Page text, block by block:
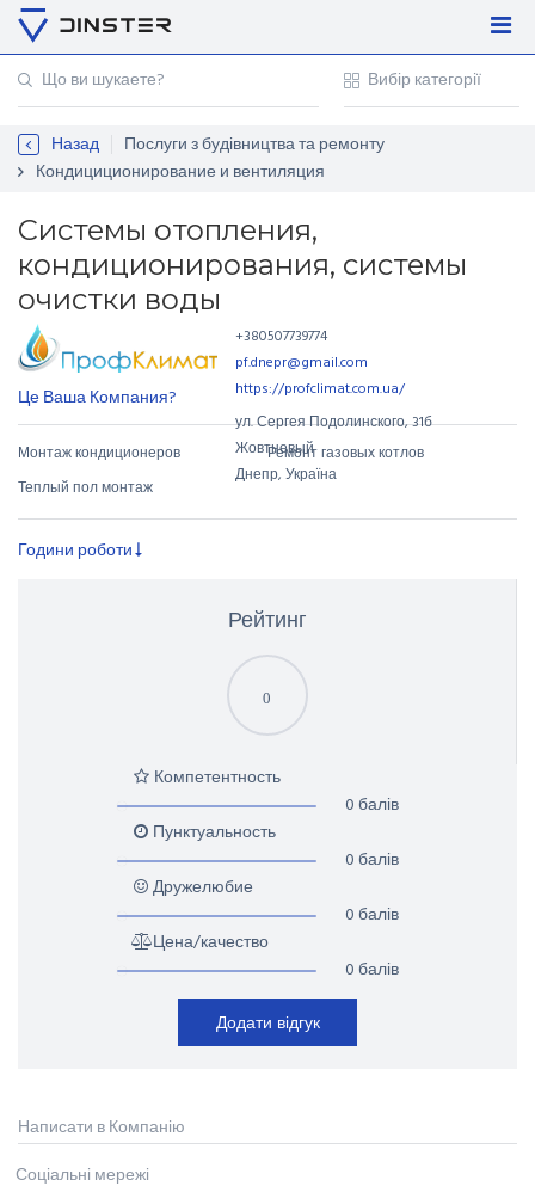
Регістрація
Контакти
Назад
Послуги з будівництва та ремонту
Кондициционирование и вентиляция
Системы отопления,
кондиционирования, системы
очистки воды
Це Ваша Компания?
Монтаж кондиционеров
Ремонт газовых котлов
Теплый пол монтаж
+380507739774
pf.dnepr@gmail.com
https://profclimat.com.ua/
ул. Сергея Подолинского,31б
Жовтневый
Днепр, Україна
Години роботи
Рейтинг
0
Компетентность
0 балів
Пунктуальность
0 балів
Дружелюбие
0 балів
Цена/качество
0 балів
Додати відгук
Написати в Компанію
Соціальні мережі